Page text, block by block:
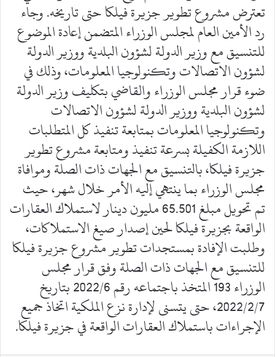
تعترض مشروع تطوير جزيرة فيلكا حتى تاريخه. وجاء
رد الأمين العام لمجلس الوزراء المتضمن إعادة الموضوع
للتنسيق مع وزير الدولة لشؤون البلدية ووزير الدولة
لشؤون الاتصالات وتكنولوجيا المعلومات، وذلك في
ضوء قرار مجلس الوزراء والقاضي بتكليف وزير الدولة
لشؤون البلدية ووزير الدولة لشؤون الاتصالات
وتكنولوجيا المعلومات بمتابعة تنفيذ كل المتطلبات
اللازمة الكفيلة بسرعة تنفيذ ومتابعة مشروع تطوير
جزيرة فيلكا، بالتنسيق مع الجهات ذات الصلة وموافاة
مجلس الوزراء بما ينتهي إليه الأمر خلال شهر، حيث
تم تحويل مبلغ 65.501 مليون دينار لاستملاك العقارات
الواقعة بجزيرة فيلكا لحين إصدار صيغ الاستملاكات،
وطلبت الإفادة بمستجدات تطوير مشروع جزيرة فيلكا
للتنسيق مع الجهات ذات الصلة وفق قرار مجلس
الوزراء 193 المتخذ باجتماعه رقم 2022/6 بتاريخ
2022/2/7، حتى يتسنى لإدارة نزع الملكية اتخاذ جميع
الإجراءات باستملاك العقارات الواقعة في جزيرة فيلكا.